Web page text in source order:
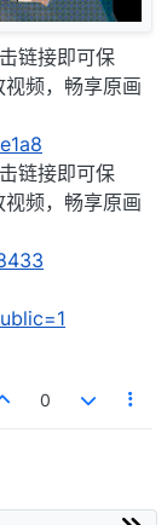
链接即可保
频，畅享原画
链接即可保
频，畅享原画
0